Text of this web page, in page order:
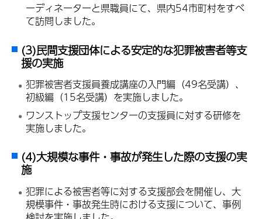
ーディネーターと県職員にて、県内54市町村をすべ
て訪問しました。
(3)民間支援団体による安定的な犯罪被害者等支
援の実施
犯罪被害者支援員養成講座の入門編（49名受講）、
初級編（15名受講）を実施しました。
ワンストップ支援センターの支援員に対する研修を
実施しました。
(4)大規模な事件・事故が発生した際の支援の実
施
犯罪による被害者等に対する支援部会を開催し、大
規模事件・事故発生時における支援について、事例